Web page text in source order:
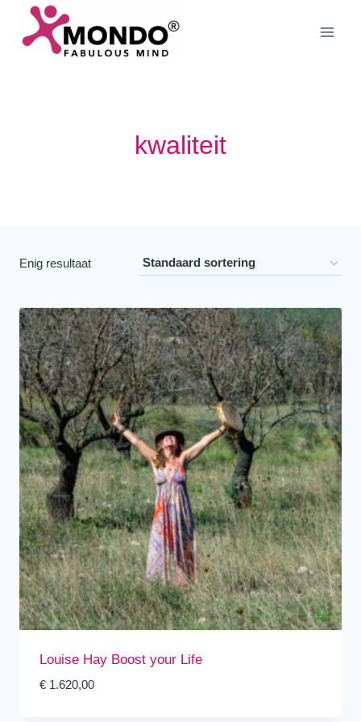
Doorgaan
kwaliteit
Enig resultaat
Louise Hay Boost your Life
€1.620,00